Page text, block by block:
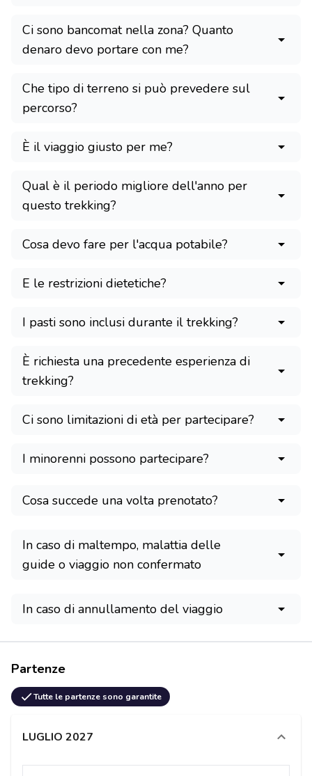
Ci sono bancomat nella zona? Quanto
denaro devo portare con me?
Che tipo di terreno si può prevedere sul
percorso?
È il viaggio giusto per me?
Qual è il periodo migliore dell'anno per
questo trekking?
Cosa devo fare per l'acqua potabile?
E le restrizioni dietetiche?
I pasti sono inclusi durante il trekking?
È richiesta una precedente esperienza di
trekking?
Ci sono limitazioni di età per partecipare?
I minorenni possono partecipare?
Cosa succede una volta prenotato?
In caso di maltempo, malattia delle
guide o viaggio non confermato
In caso di annullamento del viaggio
Partenze
Tutte le partenze sono garantite
LUGLIO 2027